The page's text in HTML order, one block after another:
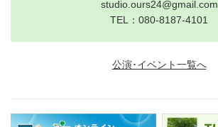
studio.ours24@gmail.com
TEL：080-8187-4101
公演･イベント一覧へ